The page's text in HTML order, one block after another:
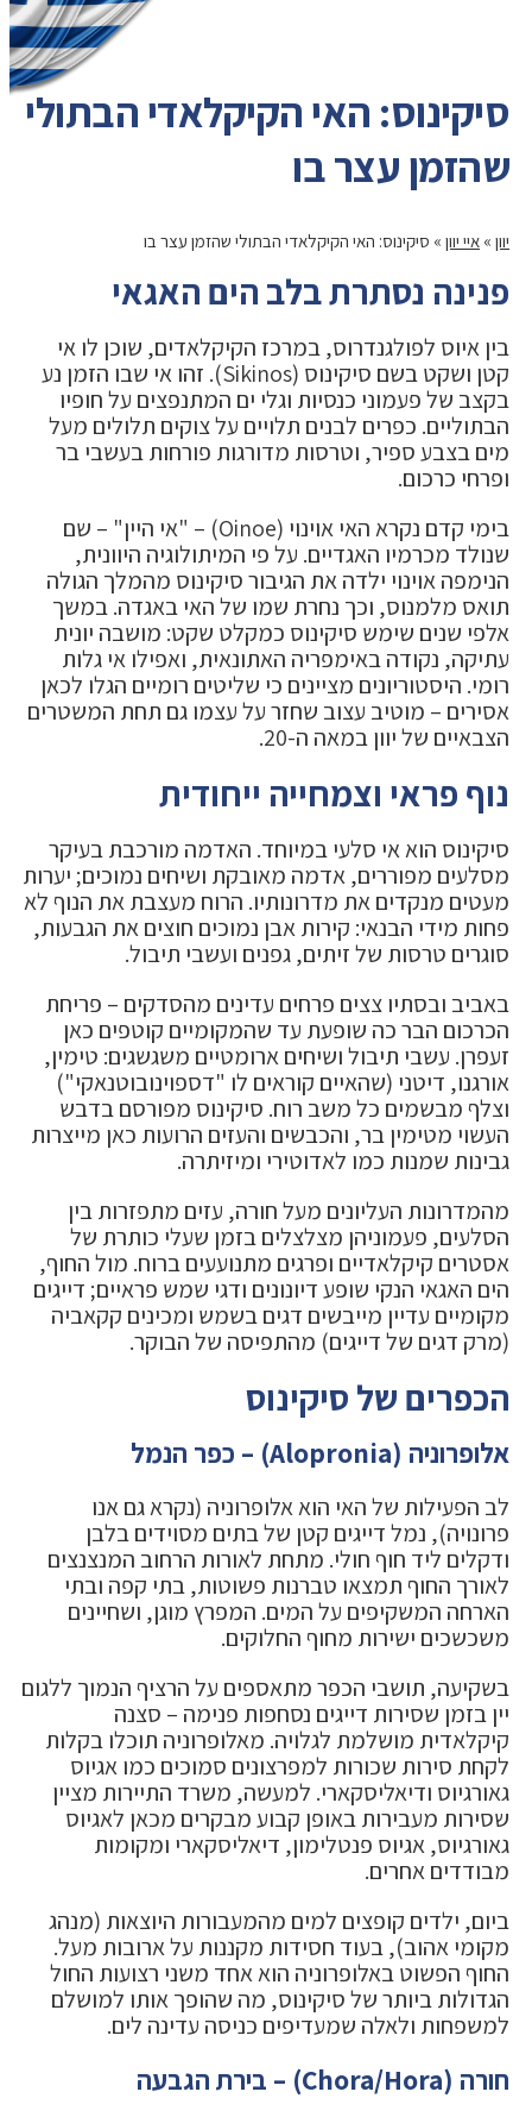
סיקינוס: האי הקיקלאדי הבתולי
שהזמן עצר בו
יוון » איי יוון » סיקינוס: האי הקיקלאדי הבתולי שהזמן עצר בו
פנינה נסתרת בלב הים האגאי
בין איוס לפולגנדרוס, במרכז הקיקלאדים, שוכן לו אי
קטן ושקט בשם סיקינוס (Sikinos). זהו אי שבו הזמן נע
בקצב של פעמוני כנסיות וגלי ים המתנפצים על חופיו
הבתוליים. כפרים לבנים תלויים על צוקים תלולים מעל
מים בצבע ספיר, וטרסות מדורגות פורחות בעשבי בר
ופרחי כרכום.
בימי קדם נקרא האי אוינוי (Oinoe) – "אי היין" – שם
שנולד מכרמיו האגדיים. על פי המיתולוגיה היוונית,
הנימפה אוינוי ילדה את הגיבור סיקינוס מהמלך הגולה
תואס מלמנוס, וכך נחרת שמו של האי באגדה. במשך
אלפי שנים שימש סיקינוס כמקלט שקט: מושבה יונית
עתיקה, נקודה באימפריה האתונאית, ואפילו אי גלות
רומי. היסטוריונים מציינים כי שליטים רומיים הגלו לכאן
אסירים – מוטיב עצוב שחזר על עצמו גם תחת המשטרים
הצבאיים של יוון במאה ה-20.
נוף פראי וצמחייה ייחודית
סיקינוס הוא אי סלעי במיוחד. האדמה מורכבת בעיקר
מסלעים מפוררים, אדמה מאובקת ושיחים נמוכים; יערות
מעטים מנקדים את מדרונותיו. הרוח מעצבת את הנוף לא
פחות מידי הבנאי: קירות אבן נמוכים חוצים את הגבעות,
סוגרים טרסות של זיתים, גפנים ועשבי תיבול.
באביב ובסתיו צצים פרחים עדינים מהסדקים – פריחת
הכרכום הבר כה שופעת עד שהמקומיים קוטפים כאן
זעפרן. עשבי תיבול ושיחים ארומטיים משגשגים: טימין,
אורגנו, דיטני (שהאיים קוראים לו "דספוינובוטנאקי")
וצלף מבשמים כל משב רוח. סיקינוס מפורסם בדבש
העשוי מטימין בר, והכבשים והעזים הרועות כאן מייצרות
גבינות שמנות כמו לאדוטירי ומיזיתרה.
מהמדרונות העליונים מעל חורה, עזים מתפזרות בין
הסלעים, פעמוניהן מצלצלים בזמן שעלי כותרת של
אסטרים קיקלאדיים ופרגים מתנועעים ברוח. מול החוף,
הים האגאי הנקי שופע דיונונים ודגי שמש פראיים; דייגים
מקומיים עדיין מייבשים דגים בשמש ומכינים קקאביה
(מרק דגים של דייגים) מהתפיסה של הבוקר.
הכפרים של סיקינוס
אלופרוניה (Alopronia) – כפר הנמל
לב הפעילות של האי הוא אלופרוניה (נקרא גם אנו
פרונויה), נמל דייגים קטן של בתים מסוידים בלבן
ודקלים ליד חוף חולי. מתחת לאורות הרחוב המנצנצים
לאורך החוף תמצאו טברנות פשוטות, בתי קפה ובתי
הארחה המשקיפים על המים. המפרץ מוגן, ושחיינים
משכשכים ישירות מחוף החלוקים.
בשקיעה, תושבי הכפר מתאספים על הרציף הנמוך ללגום
יין בזמן שסירות דייגים נסחפות פנימה – סצנה
קיקלאדית מושלמת לגלויה. מאלופרוניה תוכלו בקלות
לקחת סירות שכורות למפרצונים סמוכים כמו אגיוס
גאורגיוס ודיאליסקארי. למעשה, משרד התיירות מציין
שסירות מעבירות באופן קבוע מבקרים מכאן לאגיוס
גאורגיוס, אגיוס פנטלימון, דיאליסקארי ומקומות
מבודדים אחרים.
ביום, ילדים קופצים למים מהמעבורות היוצאות (מנהג
מקומי אהוב), בעוד חסידות מקננות על ארובות מעל.
החוף הפשוט באלופרוניה הוא אחד משני רצועות החול
הגדולות ביותר של סיקינוס, מה שהופך אותו למושלם
למשפחות ולאלה שמעדיפים כניסה עדינה לים.
חורה (Chora/Hora) – בירת הגבעה